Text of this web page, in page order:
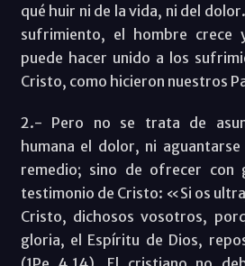
qué huir ni de la vida, ni del
sufrimiento, el hombre crece
puede hacer unido a los
Cristo, como hicieron nuestros
2.- Pero no se trata de
humana el dolor, ni
remedio; sino de ofrecer con
testimonio de Cristo: «Si os
Cristo, dichosos vosotros,
gloria, el Espíritu de Dios,